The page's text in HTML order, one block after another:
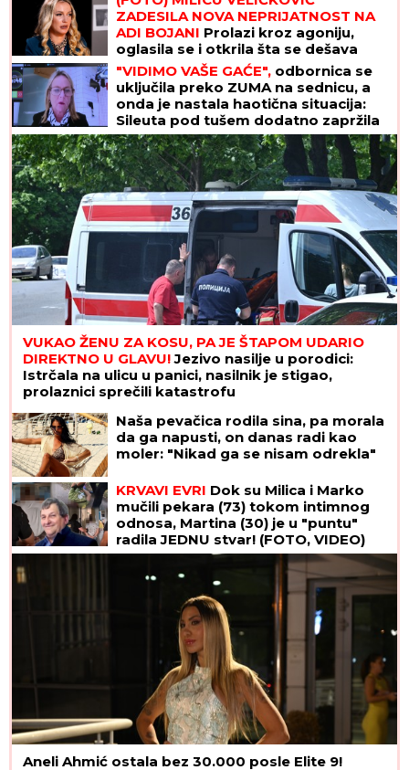
ZADESILA NOVA NEPRIJATNOST NA
ADI BOJANI Prolazi kroz agoniju,
oglasila se i otkrila šta se dešava
nakon haosa sa Terzom
"VIDIMO VAŠE GAĆE", odbornica se
uključila preko ZUMA na sednicu, a
onda je nastala haotična situacija:
Sileuta pod tušem dodatno zapržila
čorbu
VUKAO ŽENU ZA KOSU, PA JE ŠTAPOM UDARIO
DIREKTNO U GLAVU!Jezivo nasilje u porodici:
Istrčala na ulicu u panici, nasilnik je stigao,
prolaznici sprečili katastrofu
Naša pevačica rodila sina, pa morala
da ga napusti, on danas radi kao
moler: "Nikad ga se nisam odrekla"
KRVAVI EVRI Dok su Milica i Marko
mučili pekara (73) tokom intimnog
odnosa, Martina (30) je u "puntu"
radila JEDNU stvar! (FOTO, VIDEO)
Aneli Ahmić ostala bez 30.000 posle Elite 9!